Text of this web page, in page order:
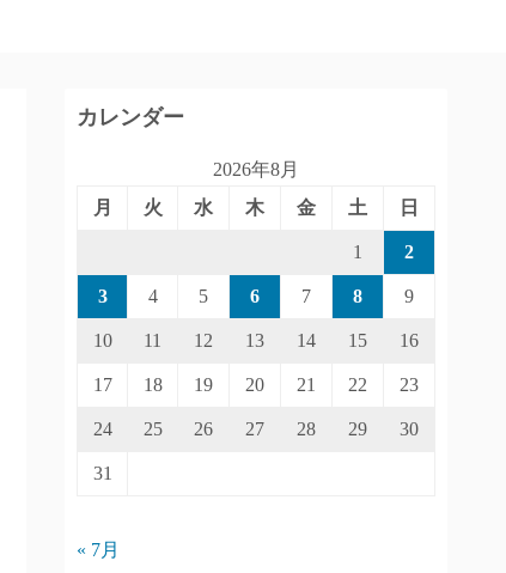
カレンダー
2026年8月
月
火 水 木 金 土 日
1 2
3 4 5 6 7 8 9
10 11 12 13 14 15 16
17 18 19 20 21 22 23
24 25 26 27 28 29 30
31
« 7月